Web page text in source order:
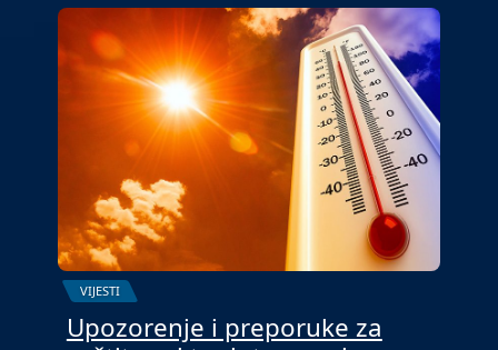
VIJESTI
Upozorenje i preporuke za